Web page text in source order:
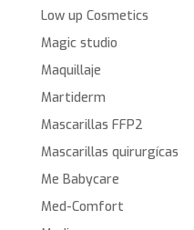
Low up Cosmetics
Magic studio
Maquillaje
Martiderm
Mascarillas FFP2
Mascarillas quirurgícas
Me Babycare
Med-Comfort